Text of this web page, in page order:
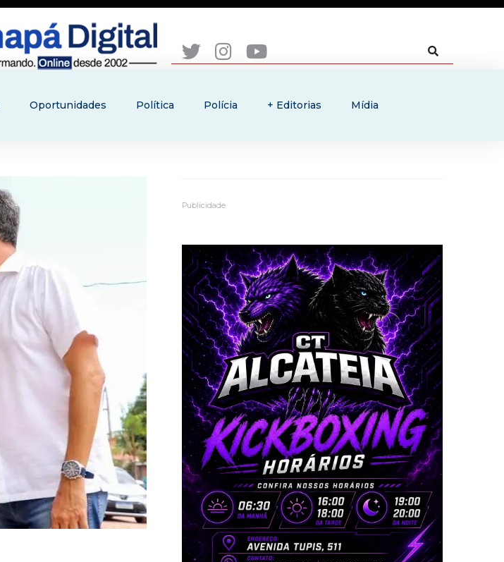
Oportunidades Política Polícia + Editorias Mídia
Publicidade